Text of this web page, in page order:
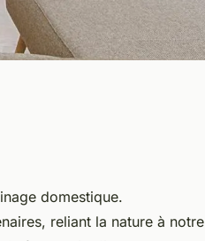
domestique.
reliant la nature à notre